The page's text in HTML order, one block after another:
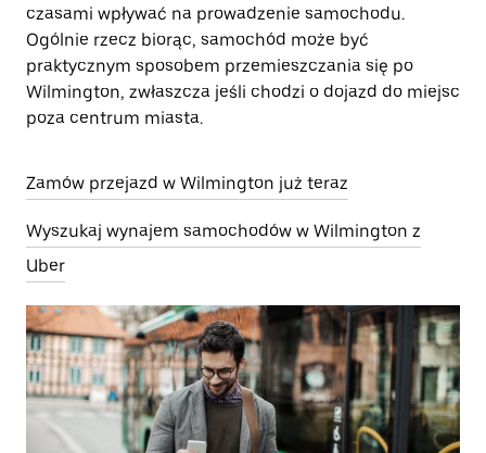
czasami wpływać na prowadzenie samochodu.
Ogólnie rzecz biorąc, samochód może być
praktycznym sposobem przemieszczania się po
Wilmington, zwłaszcza jeśli chodzi o dojazd do miejsc
poza centrum miasta.
Zamów przejazd w Wilmington już teraz
Wyszukaj wynajem samochodów w Wilmington z
Uber